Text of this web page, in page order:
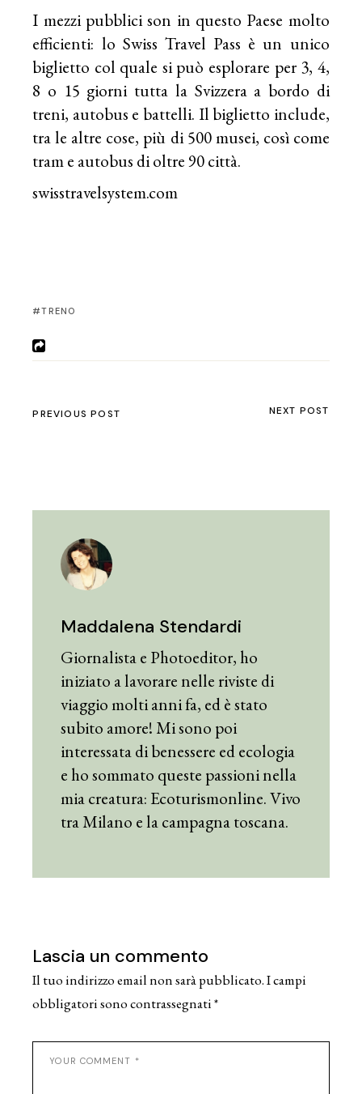
I mezzi pubblici son in questo Paese molto
efficienti: lo Swiss Travel Pass è un unico
biglietto col quale si può esplorare per 3, 4,
8 o 15 giorni tutta la Svizzera a bordo di
treni, autobus e battelli. Il biglietto include,
tra le altre cose, più di 500 musei, così come
tram e autobus di oltre 90 città.
swisstravelsystem.com
TRENO
PREVIOUS POST NEXT POST
Maddalena Stendardi
Giornalista e Photoeditor, ho
iniziato a lavorare nelle riviste di
viaggio molti anni fa, ed è stato
subito amore! Mi sono poi
interessata di benessere ed ecologia
e ho sommato queste passioni nella
mia creatura: Ecoturismonline. Vivo
tra Milano e la campagna toscana.
Lascia un commento
Il tuo indirizzo email non sarà pubblicato.I campi
obbligatori sono contrassegnati*